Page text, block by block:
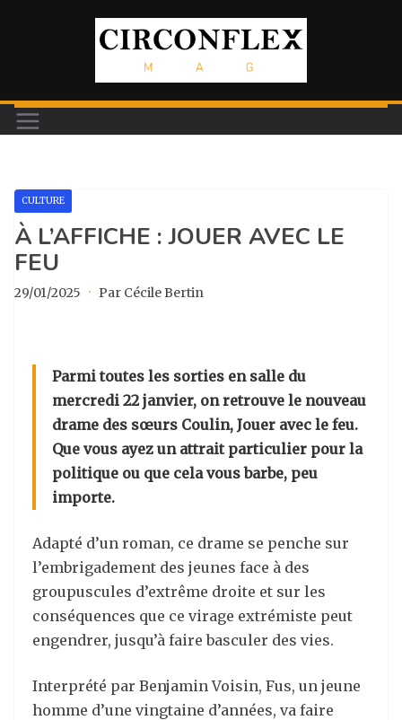
CULTURE
À L’AFFICHE : JOUER AVEC LE
FEU
29/01/2025 · Par Cécile Bertin
Parmi toutes les sorties en salle du
mercredi 22 janvier, on retrouve le nouveau
drame des sœurs Coulin, Jouer avec le feu.
Que vous ayez un attrait particulier pour la
politique ou que cela vous barbe, peu
importe.
Adapté d’un roman, ce drame se penche sur
l’embrigadement des jeunes face à des
groupuscules d’extrême droite et sur les
conséquences que ce virage extrémiste peut
engendrer, jusqu’à faire basculer des vies.
Interprété par Benjamin Voisin, Fus, un jeune
homme d’une vingtaine d’années, va faire